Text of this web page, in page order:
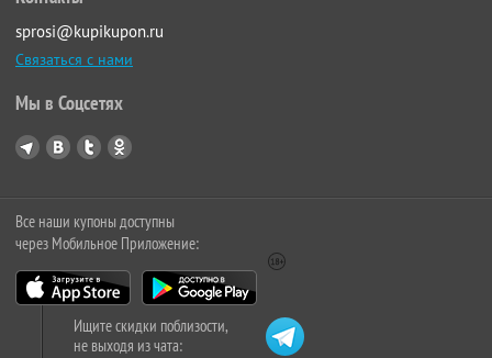
sprosi@kupikupon.ru
Связаться с нами
Мы в Соцсетях
Все наши купоны доступны
через Мобильное Приложение:
Ищите скидки поблизости,
не выходя из чата: